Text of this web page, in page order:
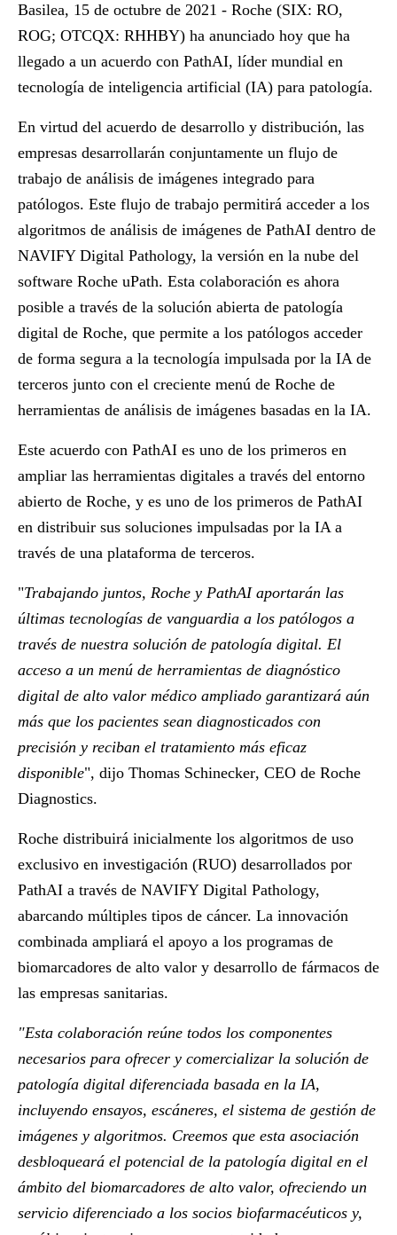
Basilea, 15 de octubre de 2021 - Roche (SIX: RO,
ROG; OTCQX: RHHBY) ha anunciado hoy que ha
llegado a un acuerdo con PathAI, líder mundial en
tecnología de inteligencia artificial (IA) para patología.
En virtud del acuerdo de desarrollo y distribución, las
empresas desarrollarán conjuntamente un flujo de
trabajo de análisis de imágenes integrado para
patólogos. Este flujo de trabajo permitirá acceder a los
algoritmos de análisis de imágenes de PathAI dentro de
NAVIFY Digital Pathology, la versión en la nube del
software Roche uPath. Esta colaboración es ahora
posible a través de la solución abierta de patología
digital de Roche, que permite a los patólogos acceder
de forma segura a la tecnología impulsada por la IA de
terceros junto con el creciente menú de Roche de
herramientas de análisis de imágenes basadas en la IA.
Este acuerdo con PathAI es uno de los primeros en
ampliar las herramientas digitales a través del entorno
abierto de Roche, y es uno de los primeros de PathAI
en distribuir sus soluciones impulsadas por la IA a
través de una plataforma de terceros.
"Trabajando juntos, Roche y PathAI aportarán las
últimas tecnologías de vanguardia a los patólogos a
través de nuestra solución de patología digital. El
acceso a un menú de herramientas de diagnóstico
digital de alto valor médico ampliado garantizará aún
más que los pacientes sean diagnosticados con
precisión y reciban el tratamiento más eficaz
disponible", dijo Thomas Schinecker, CEO de Roche
Diagnostics.
Roche distribuirá inicialmente los algoritmos de uso
exclusivo en investigación (RUO) desarrollados por
PathAI a través de NAVIFY Digital Pathology,
abarcando múltiples tipos de cáncer. La innovación
combinada ampliará el apoyo a los programas de
biomarcadores de alto valor y desarrollo de fármacos de
las empresas sanitarias.
"Esta colaboración reúne todos los componentes
necesarios para ofrecer y comercializar la solución de
patología digital diferenciada basada en la IA,
incluyendo ensayos, escáneres, el sistema de gestión de
imágenes y algoritmos. Creemos que esta asociación
desbloqueará el potencial de la patología digital en el
ámbito del biomarcadores de alto valor, ofreciendo un
servicio diferenciado a los socios biofarmacéuticos y,